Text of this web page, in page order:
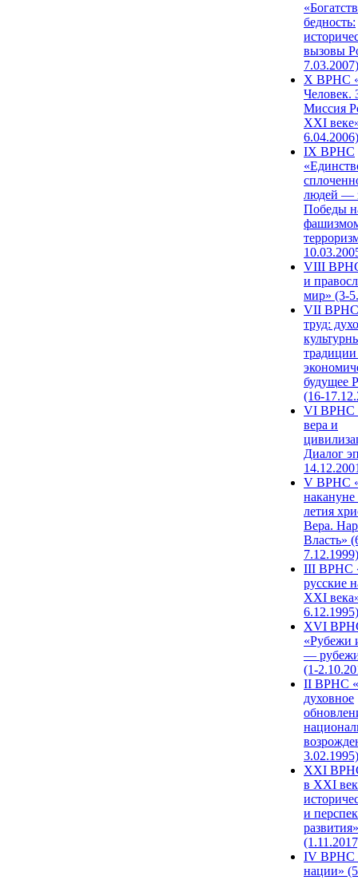
бедность:
вызовы
7.03.2007)
X ВРНС
Человек.
Миссия
XXI
6.04.2006)
IX ВРНС
людей —
Победы
VIII
и
мир» (3-
VII ВРНС
труд:
будущее
(16-
VI ВРНС
вера и
Диалог
V ВРНС
накануне
летия
Вера.
Власть»
7.12.1999)
III ВРНС
русские
XXI
6.12.1995)
XVI
«Рубежи
—
(1-
II ВРНС
духовное
3.02.1995)
XХI
в XXI
и
развития»
IV ВРНС
нации»